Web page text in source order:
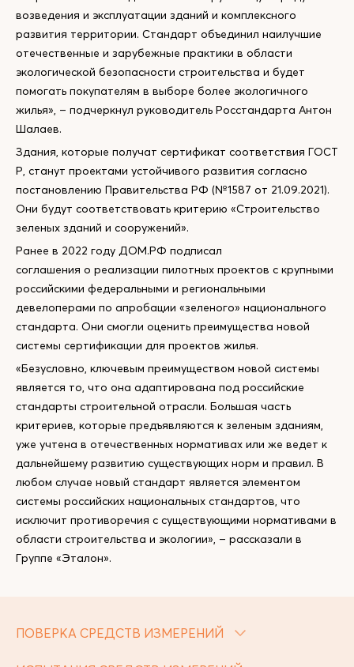
возведения и эксплуатации зданий и комплексного
развития территории. Стандарт объединил наилучшие
отечественные и зарубежные практики в области
экологической безопасности строительства и будет
помогать покупателям в выборе более экологичного
жилья», – подчеркнул руководитель Росстандарта Антон
Шалаев.
Здания, которые получат сертификат соответствия ГОСТ
Р, станут проектами устойчивого развития согласно
постановлению Правительства РФ (№1587 от 21.09.2021).
Они будут соответствовать критерию «Строительство
зеленых зданий и сооружений».
Ранее в 2022 году ДОМ.РФ подписал
соглашения о реализации пилотных проектов с крупными
российскими федеральными и региональными
девелоперами по апробации «зеленого» национального
стандарта. Они смогли оценить преимущества новой
системы сертификации для проектов жилья.
«Безусловно, ключевым преимуществом новой системы
является то, что она адаптирована под российские
стандарты строительной отрасли. Большая часть
критериев, которые предъявляются к зеленым зданиям,
уже учтена в отечественных нормативах или же ведет к
дальнейшему развитию существующих норм и правил. В
любом случае новый стандарт является элементом
системы российских национальных стандартов, что
исключит противоречия с существующими нормативами в
области строительства и экологии», – рассказали в
Группе «Эталон».
ПОВЕРКА СРЕДСТВ ИЗМЕРЕНИЙ